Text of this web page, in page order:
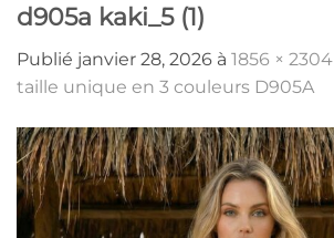
d905a kaki_5 (1)
Publié janvier 28, 2026 à 1856 × 2304
taille unique en 3 couleurs D905A